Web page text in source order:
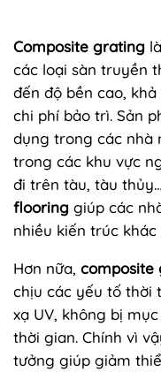
Composite grating
các loại sàn truyền
đến độ bền cao,
chi phí bảo trì. Sản
dụng trong các nhà
trong các khu vực
đi trên tàu, tàu
flooring giúp các
nhiều kiến trúc khác
Hơn nữa, composite
chịu các yếu tố thời
xạ UV, không bị
thời gian. Chính vì
tưởng giúp giảm